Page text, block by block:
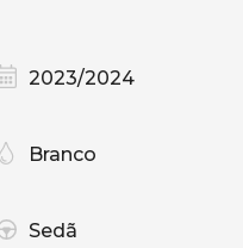
2023/2024
Branco
Sedã